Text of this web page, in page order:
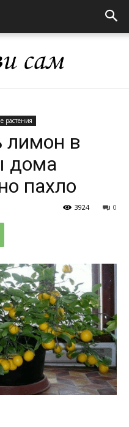
растения
лимон в
дома
пахло
0
3924